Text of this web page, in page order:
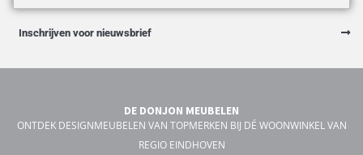
Inschrijven voor nieuwsbrief
DE DONJON MEUBELEN
ONTDEK DESIGNMEUBELEN VAN TOPMERKEN BIJ DÉ WOONWINKEL VAN
REGIO EINDHOVEN